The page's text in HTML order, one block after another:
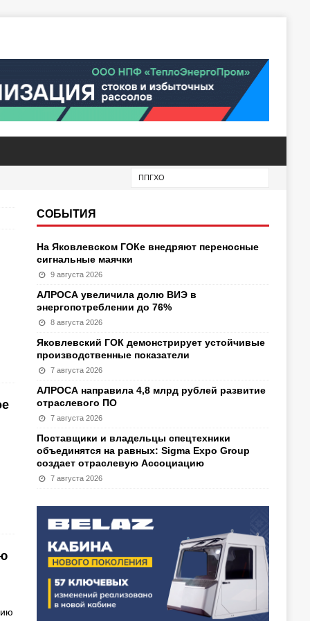
СОБЫТИЯ
На Яковлевском ГОКе внедряют переносные
сигнальные маячки
9 августа 2026
АЛРОСА увеличила долю ВИЭ в
энергопотреблении до 76%
8 августа 2026
Яковлевский ГОК демонстрирует устойчивые
производственные показатели
7 августа 2026
АЛРОСА направила 4,8 млрд рублей развитие
отраслевого ПО
7 августа 2026
Поставщики и владельцы спецтехники
объединятся на равных: Sigma Expo Group
создает отраслевую Ассоциацию
7 августа 2026